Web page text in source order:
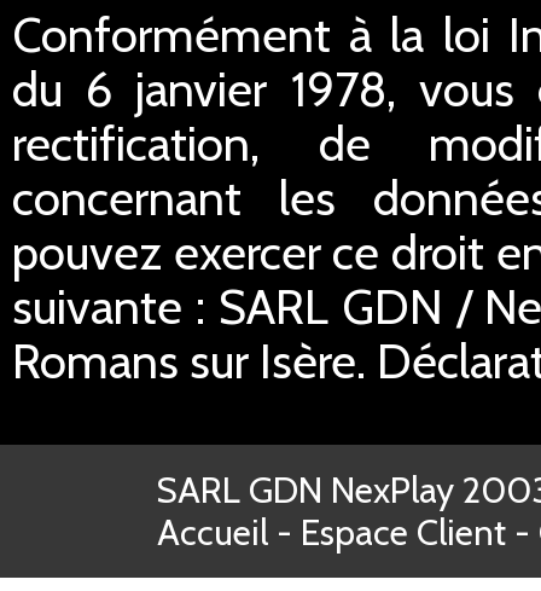
Conformément à la loi
du 6 janvier 1978,
rectification, de
concernant les
pouvez exercer ce droit
suivante : SARL GDN /
Romans sur Isère.
SARL GDN NexPlay
Accueil - Espace Client -